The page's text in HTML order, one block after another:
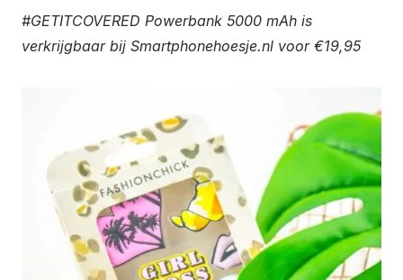
#GETITCOVERED Powerbank 5000 mAh is
verkrijgbaar bij Smartphonehoesje.nl voor €19,95